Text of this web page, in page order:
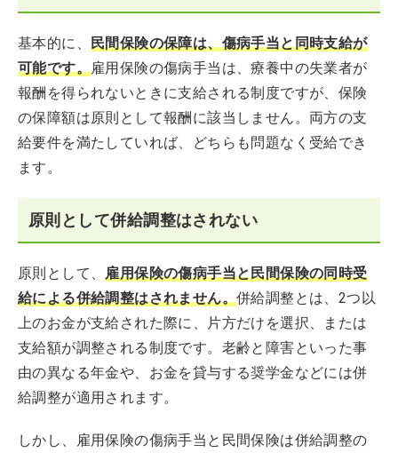
基本的に、 民間保険の保障は、傷病手当と同時支給が
可能です。雇用保険の傷病手当は、療養中の失業者が
報酬を得られないときに支給される制度ですが、保険
の保障額は原則として報酬に該当しません。両方の支
給要件を満たしていれば、どちらも問題なく受給でき
ます。
原則として併給調整はされない
原則として、雇用保険の傷病手当と民間保険の同時受
給による併給調整はされません。併給調整とは、2つ以
上のお金が支給された際に、片方だけを選択、または
支給額が調整される制度です。老齢と障害といった事
由の異なる年金や、お金を貸与する奨学金などには併
給調整が適用されます。
しかし、雇用保険の傷病手当と民間保険は併給調整の